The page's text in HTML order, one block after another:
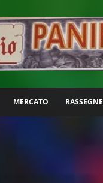
MERCATO RASSEGNE